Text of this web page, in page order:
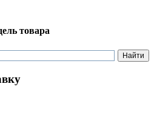
товара